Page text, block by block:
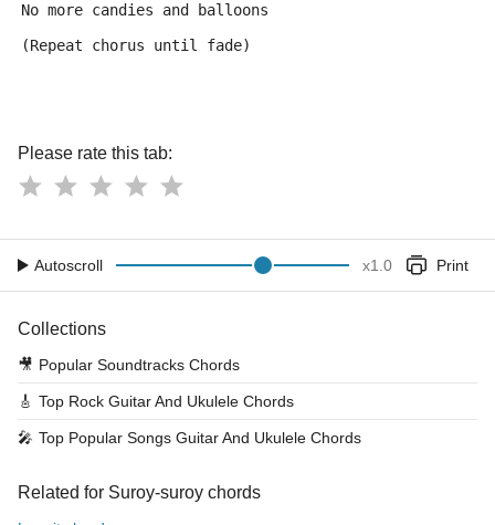
No more candies and balloons
(Repeat chorus until fade)
Please rate this tab:
Autoscroll x1.0 Print
Collections
🎥 Popular Soundtracks Chords
🎸 Top Rock Guitar And Ukulele Chords
🎤 Top Popular Songs Guitar And Ukulele Chords
Related for Suroy-suroy chords